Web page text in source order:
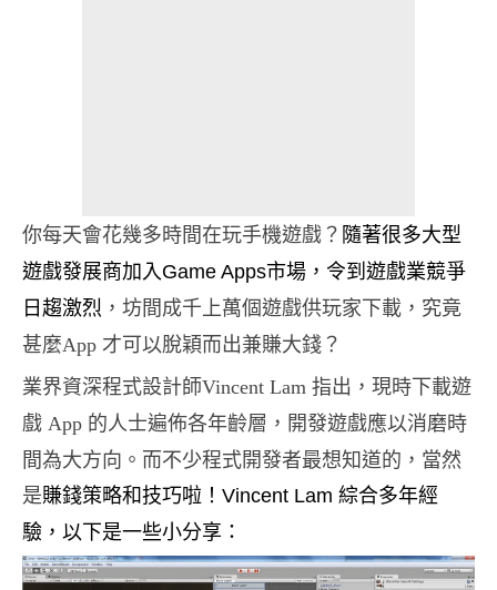
你每天會花幾多時間在玩手機遊戲 ？ 隨著很多大型
遊戲發展商加入Game Apps市場，令到遊戲業競爭
日趨激烈 ，坊間成千上萬個遊戲供玩家下載，究竟
甚麼App 才可以脫穎而出兼賺大錢 ？
業界資深程式設計師Vincent Lam 指出，現時下載遊
戲 App 的人士遍佈各年齡層，開發遊戲應以消磨時
間為大方向。而不少程式開發者最想知道的，當然
是賺錢策略和技巧啦！ Vincent Lam 綜合多年經
驗，以下是一些小分享 ：